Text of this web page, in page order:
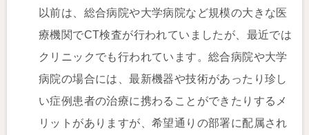
以前は、総合病院や大学病院など規模の大きな医
療機関でCT検査が行われていましたが、最近では
クリニックでも行われています。総合病院や大学
病院の場合には、最新機器や技術があったり珍し
い症例患者の治療に携わることができたりするメ
リットがありますが、希望通りの部署に配属され